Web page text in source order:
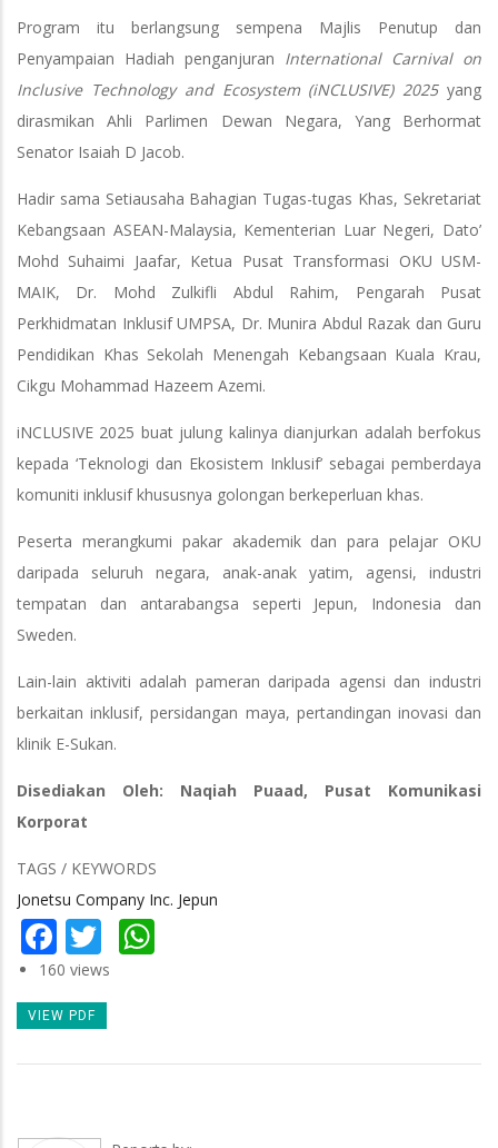
Program itu berlangsung sempena Majlis Penutup dan
Penyampaian Hadiah penganjuran International Carnival on
Inclusive Technology and Ecosystem (iNCLUSIVE) 2025yang
dirasmikan Ahli Parlimen Dewan Negara, Yang Berhormat
Senator Isaiah D Jacob.
Hadir sama Setiausaha Bahagian Tugas-tugas Khas, Sekretariat
Kebangsaan ASEAN-Malaysia, Kementerian Luar Negeri, Dato’
Mohd Suhaimi Jaafar, Ketua Pusat Transformasi OKU USM-
MAIK, Dr. Mohd Zulkifli Abdul Rahim, Pengarah Pusat
Perkhidmatan Inklusif UMPSA, Dr. Munira Abdul Razak dan Guru
Pendidikan Khas Sekolah Menengah Kebangsaan Kuala Krau,
Cikgu Mohammad Hazeem Azemi.
iNCLUSIVE 2025 buat julung kalinya dianjurkan adalah berfokus
kepada ‘Teknologi dan Ekosistem Inklusif’ sebagai pemberdaya
komuniti inklusif khususnya golongan berkeperluan khas.
Peserta merangkumi pakar akademik dan para pelajar OKU
daripada seluruh negara, anak-anak yatim, agensi, industri
tempatan dan antarabangsa seperti Jepun, Indonesia dan
Sweden.
Lain-lain aktiviti adalah pameran daripada agensi dan industri
berkaitan inklusif, persidangan maya, pertandingan inovasi dan
klinik E-Sukan.
Disediakan Oleh: Naqiah Puaad, Pusat Komunikasi
Korporat
TAGS / KEYWORDS
Jonetsu Company Inc. Jepun
Facebook
Twitter
160 views
VIEW PDF